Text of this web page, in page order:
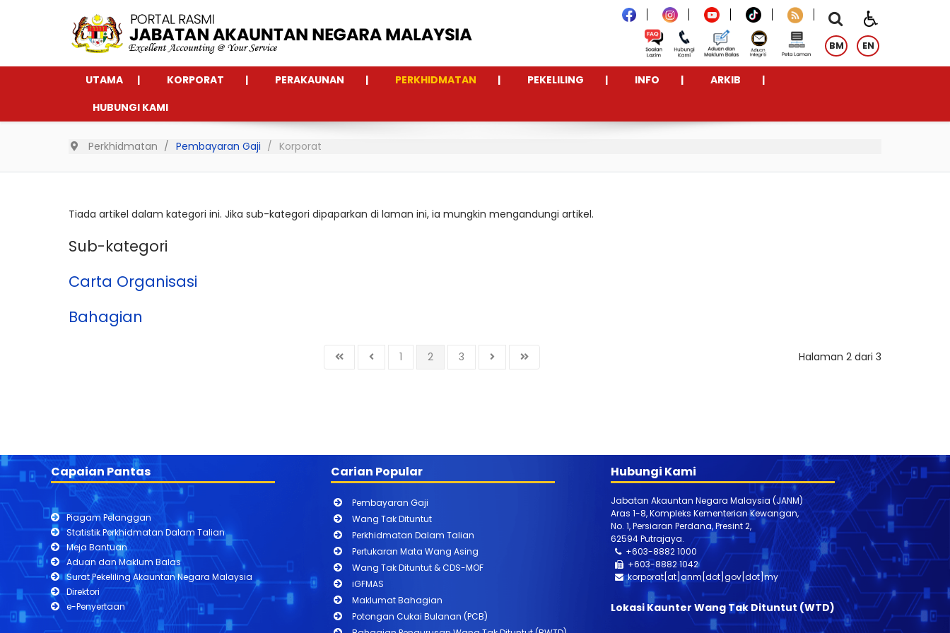
BM EN
UTAMA KORPORAT PERAKAUNAN PERKHIDMATAN PEKELILING INFO
ARKIB
HUBUNGI KAMI
Perkhidmatan Pembayaran Gaji Korporat
Tiada artikel dalam kategori ini. Jika sub-kategori dipaparkan di laman ini, ia mungkin mengandungi artikel.
Sub-kategori
Carta Organisasi
Bahagian
Halaman 2 dari 3
1 2 3
Capaian Pantas
Piagam Pelanggan
Statistik Perkhidmatan Dalam Talian
Meja Bantuan
Aduan dan Maklum Balas
Surat Pekeliling Akauntan Negara Malaysia
Direktori
e-Penyertaan
Carian Popular
Pembayaran Gaji
Wang Tak Dituntut
Perkhidmatan Dalam Talian
Pertukaran Mata Wang Asing
Wang Tak Dituntut & CDS-MOF
iGFMAS
Maklumat Bahagian
Potongan Cukai Bulanan (PCB)
Hubungi Kami
Jabatan Akauntan Negara Malaysia (JANM)
Aras 1-8, Kompleks Kementerian Kewangan,
No. 1, Persiaran Perdana, Presint 2,
62594 Putrajaya.
+603-8882 1000
+603-8882 1042
korporat[at]anm[dot]gov[dot]my
Lokasi Kaunter Wang Tak Dituntut (WTD)